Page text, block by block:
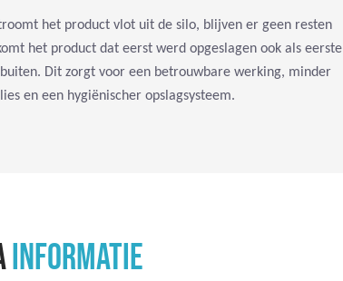
het product vlot uit de silo, blijven er geen resten
het product dat eerst werd opgeslagen ook als eerste
Dit zorgt voor een betrouwbare werking, minder
en een hygiënischer opslagsysteem.
INFORMATIE